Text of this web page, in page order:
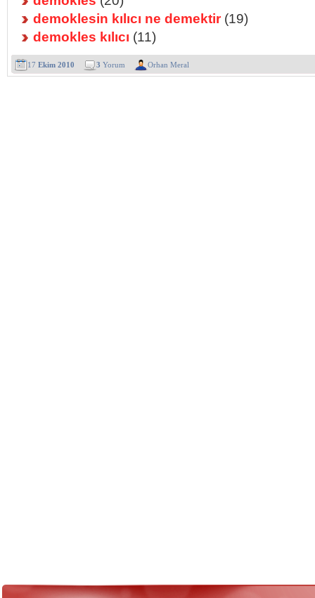
demoklesin kılıcı ne demektir(19)
demokles kılıcı (11)
17 Ekim 2010 3 Yorum Orhan Meral